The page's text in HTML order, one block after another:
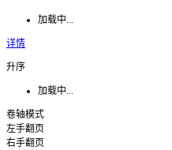
加载中...
详情
升序
加载中...
卷轴模式
左手翻页
右手翻页